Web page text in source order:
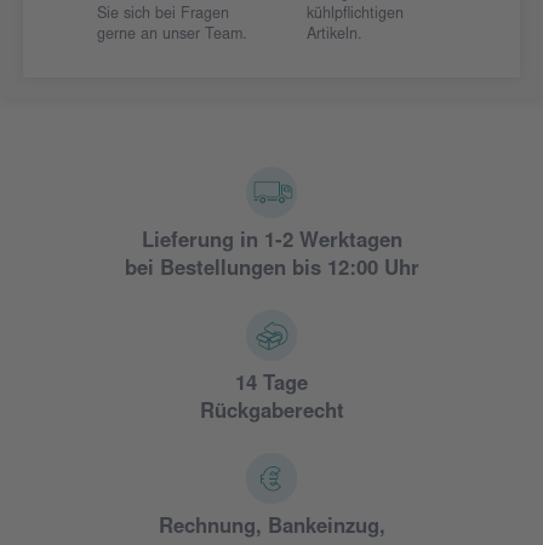
Sie sich bei Fragen
gerne an unser Team.
kühlpflichtigen
Artikeln.
Lieferung in 1-2 Werktagen
bei Bestellungen bis 12:00 Uhr
14 Tage
Rückgaberecht
Rechnung, Bankeinzug,